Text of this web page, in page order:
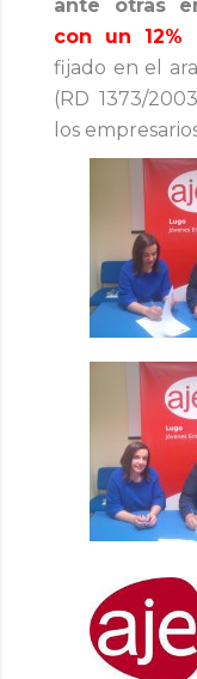
ante otras
con un 12%
fijado en el
(RD 1373/
los